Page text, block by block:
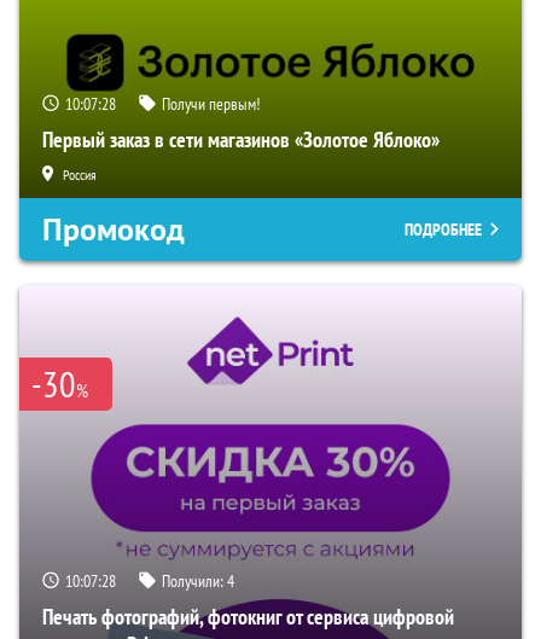
10:07:27 Получи первым!
Первый заказ в сети магазинов «Золотое Яблоко»
Россия
Промокод ПОДРОБНЕЕ
-30%
10:07:27 Получили:4
Печать фотографий, фотокниг от сервиса цифровой